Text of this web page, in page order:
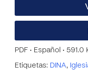
PDF • Español • 591.0
Etiquetas: DINA,